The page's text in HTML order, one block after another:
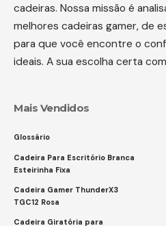
cadeiras. Nossa missão é
melhores cadeiras gamer, de
para que você encontre o
ideais. A sua escolha certa
Mais Vendidos
Glossário
Cadeira Para Escritório Branca
Esteirinha Fixa
Cadeira Gamer ThunderX3
TGC12 Rosa
Cadeira Giratória para